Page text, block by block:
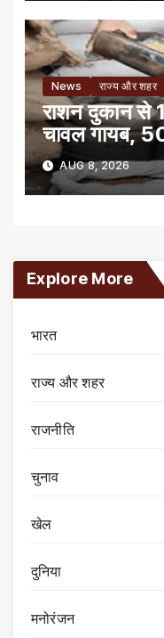
News राज्य और शहर
राशन दुकान से
चावल गायब,
AUG 8, 2026
Explore More
भारत
राज्य और शहर
राजनीति
चुनाव
खेल
दुनिया
मनोरंजन